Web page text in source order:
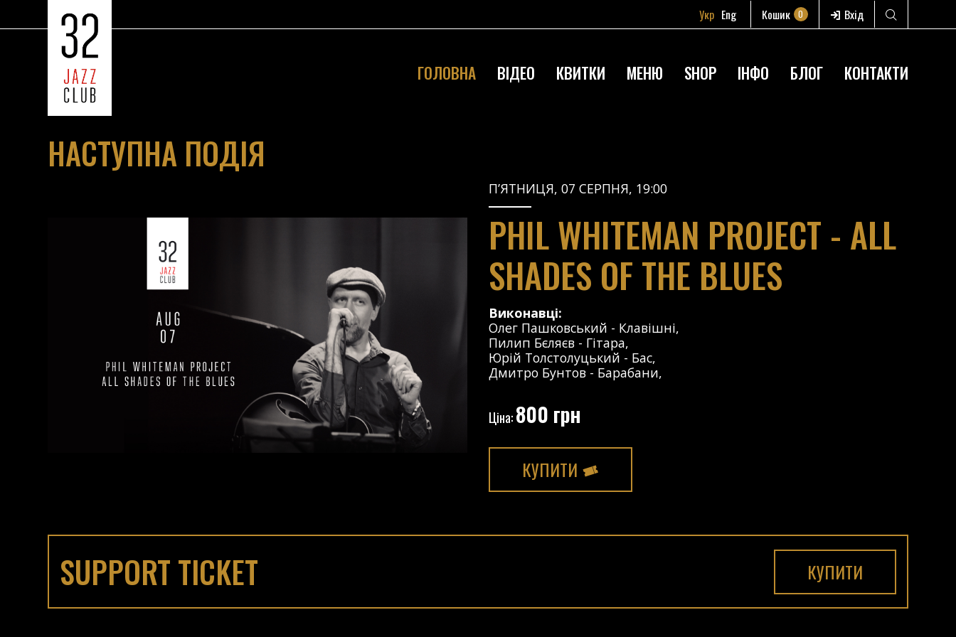
Укр Eng Кошик 0 Вхід
ГОЛОВНА ВІДЕО КВИТКИ МЕНЮ SHOP ІНФО БЛОГ КОНТАКТИ
НАСТУПНА ПОДІЯ
П’ЯТНИЦЯ, 07 СЕРПНЯ, 19:00
PHIL WHITEMAN PROJECT - ALL
SHADES OF THE BLUES
Виконавці:
Олег Пашковський - Клавішні,
Пилип Бєляєв - Гітара,
Юрій Толстолуцький - Бас,
Дмитро Бунтов - Барабани,
Ціна:800 грн
КУПИТИ
SUPPORT TICKET КУПИТИ